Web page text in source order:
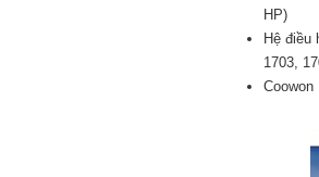
HP)
Hệ điều
1703,
Coowon